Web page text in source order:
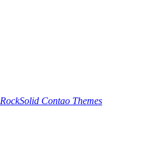
RockSolid Contao Themes